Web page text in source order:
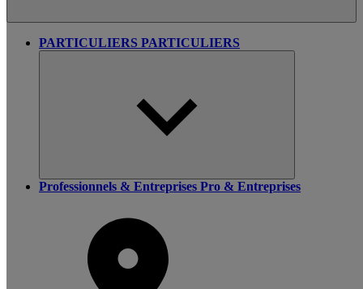
PARTICULIERS PARTICULIERS
Professionnels & Entreprises Pro & Entreprises